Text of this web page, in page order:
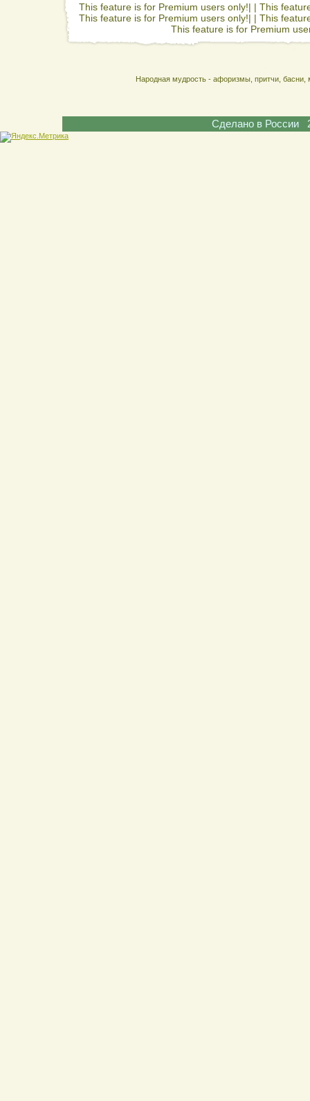
This feature is for Premium users only!| | This
This feature is for Premium users only!| | This
This feature is for Premium
Народная мудрость - афоризмы, притчи,
Сделано в России